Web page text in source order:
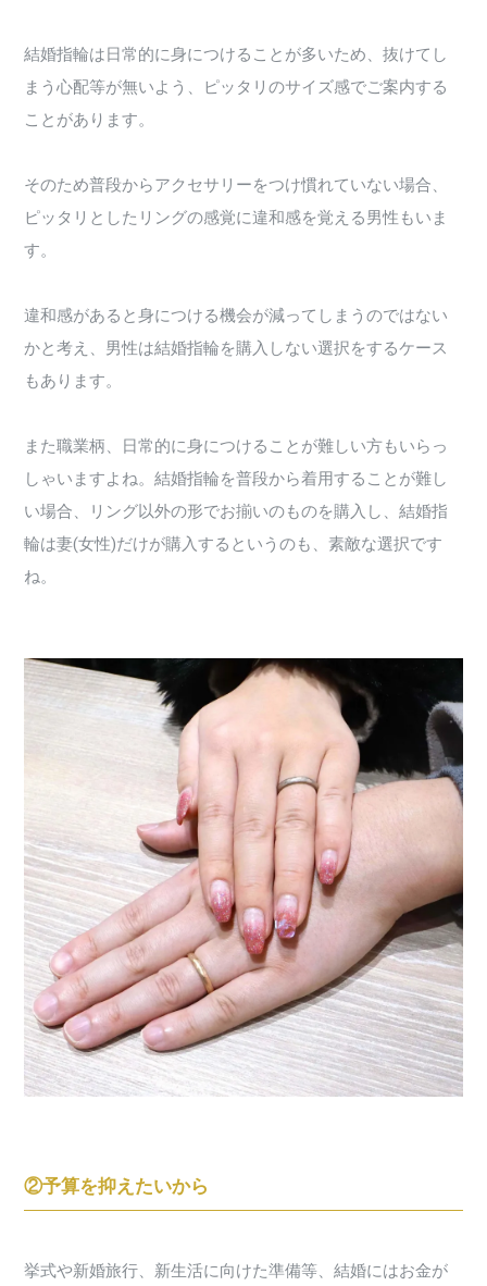
結婚指輪は日常的に身につけることが多いため、抜けてし
まう心配等が無いよう、ピッタリのサイズ感でご案内する
ことがあります。
そのため普段からアクセサリーをつけ慣れていない場合、
ピッタリとしたリングの感覚に違和感を覚える男性もいま
す。
違和感があると身につける機会が減ってしまうのではない
かと考え、男性は結婚指輪を購入しない選択をするケース
もあります。
また職業柄、日常的に身につけることが難しい方もいらっ
しゃいますよね。結婚指輪を普段から着用することが難し
い場合、リング以外の形でお揃いのものを購入し、結婚指
輪は妻(女性)だけが購入するというのも、素敵な選択です
ね。
②予算を抑えたいから
挙式や新婚旅行、新生活に向けた準備等、結婚にはお金が